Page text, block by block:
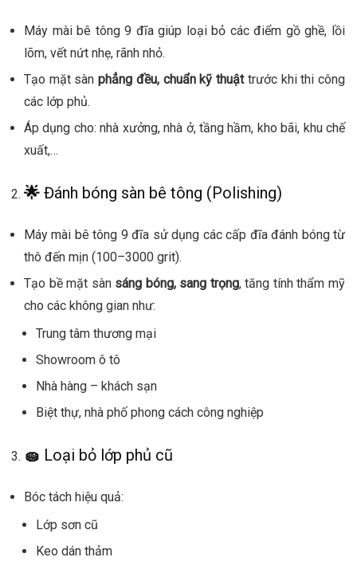
Máy mài bê tông 9 đĩa giúp loại bỏ các điểm gồ ghề, lồi
lõm, vết nứt nhẹ, rãnh nhỏ.
Tạo mặt sànphẳng đều, chuẩn kỹ thuậttrước khi thi công
các lớp phủ.
Áp dụng cho: nhà xưởng, nhà ở, tầng hầm, kho bãi, khu chế
xuất,…
🌟 Đánh bóng sàn bê tông (Polishing)
Máy mài bê tông 9 đĩa sử dụng các cấp đĩa đánh bóng từ
thô đến mịn (100–3000 grit).
Tạo bề mặt sàn sáng bóng, sang trọng, tăng tính thẩm mỹ
cho các không gian như:
Trung tâm thương mại
Showroom ô tô
Nhà hàng – khách sạn
Biệt thự, nhà phố phong cách công nghiệp
🧽 Loại bỏ lớp phủ cũ
Bóc tách hiệu quả:
Lớp sơn cũ
Keo dán thảm